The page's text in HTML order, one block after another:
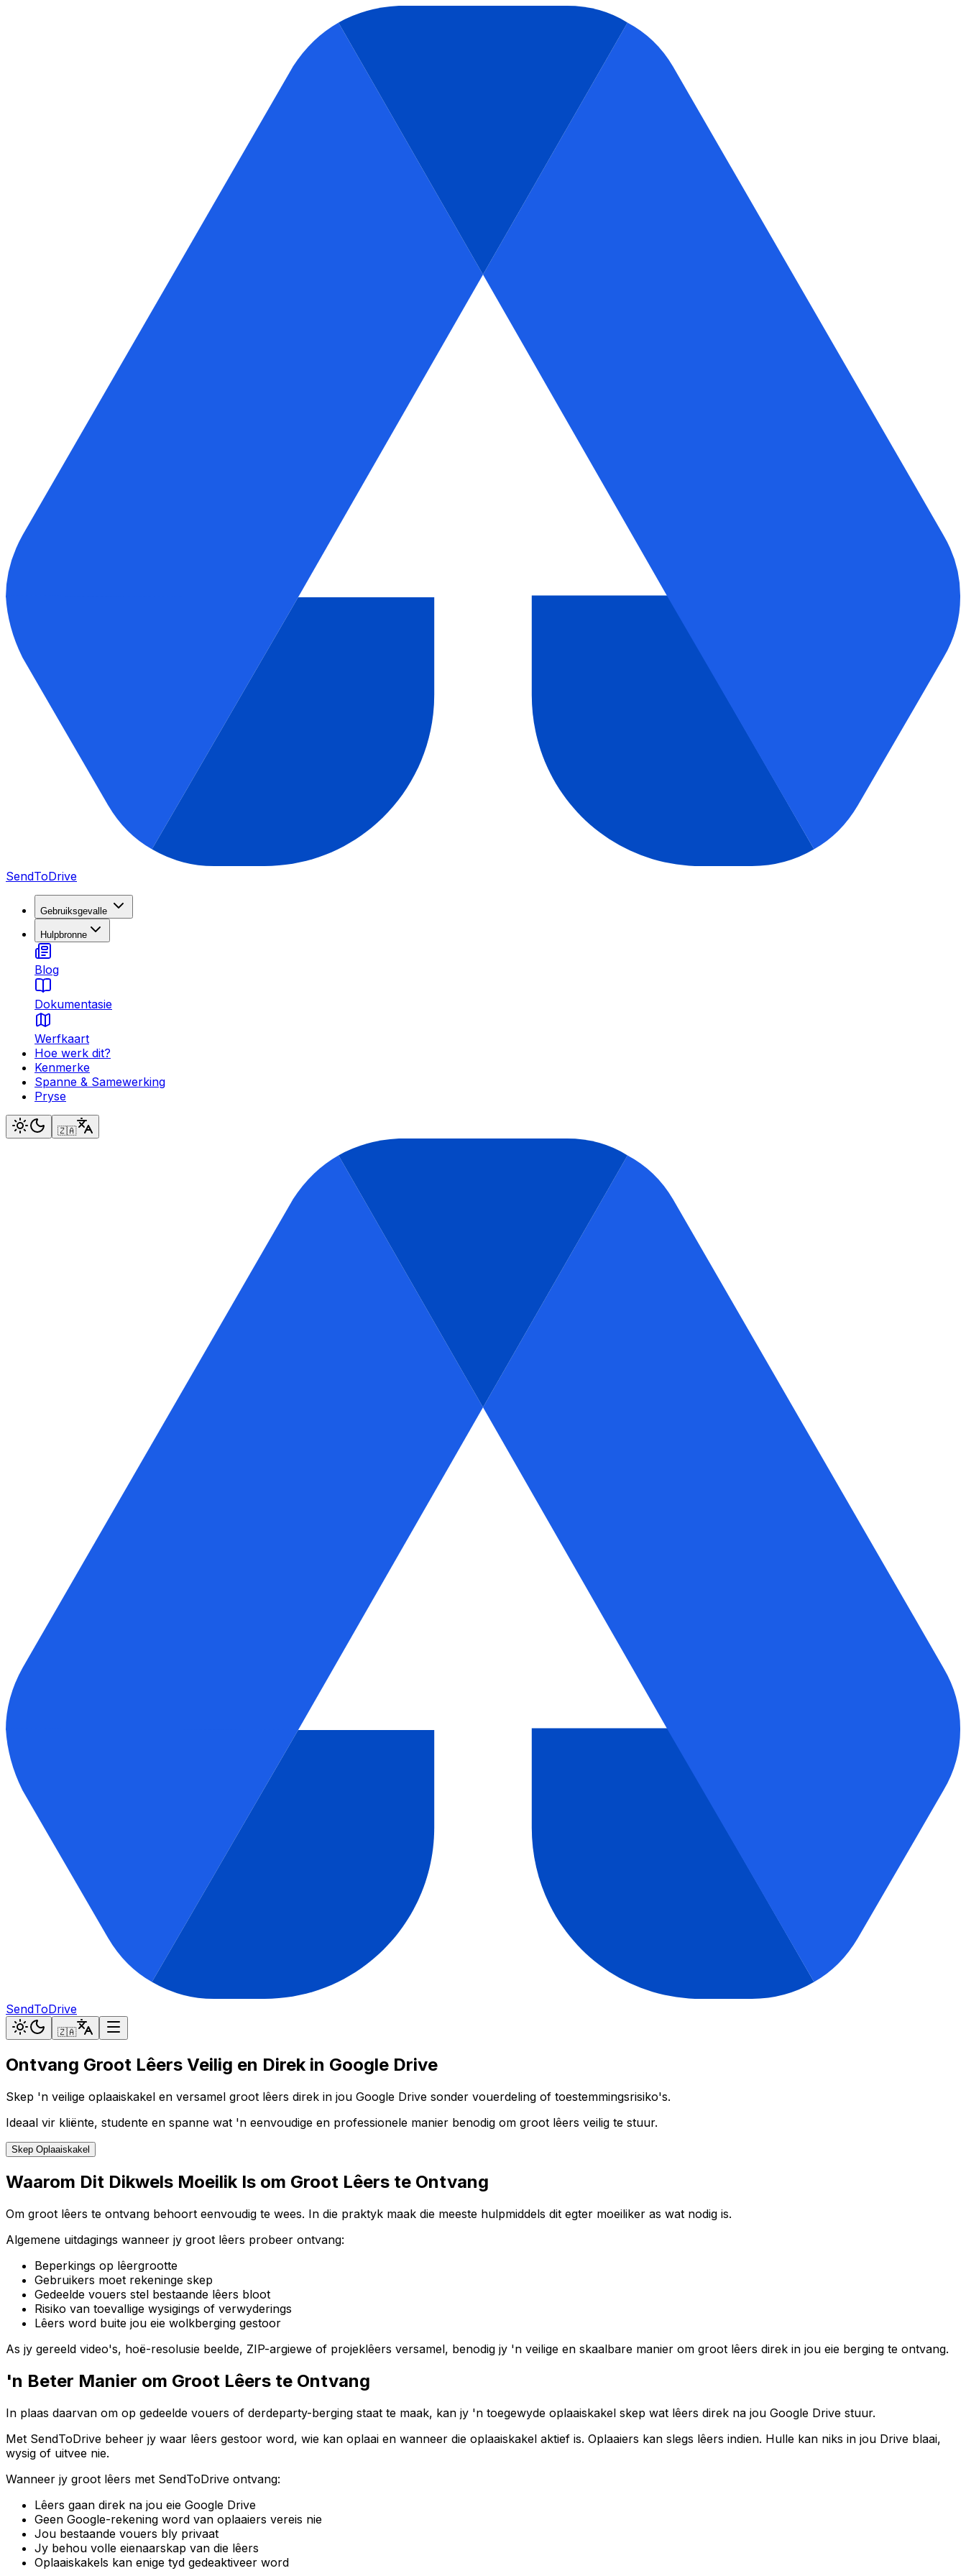
SendToDrive
Gebruiksgevalle
Hulpbronne
Blog
Dokumentasie
Werfkaart
Hoe werk dit?
Kenmerke
Spanne & Samewerking
Pryse
🇿🇦
SendToDrive
🇿🇦
Ontvang Groot Lêers Veilig en Direk in Google Drive
Skep 'n veilige oplaaiskakel en versamel groot lêers direk in jou Google Drive sonder vouerdeling of toestemmingsrisiko's.
Ideaal vir kliënte, studente en spanne wat 'n eenvoudige en professionele manier benodig om groot lêers veilig te stuur.
Skep Oplaaiskakel
Waarom Dit Dikwels Moeilik Is om Groot Lêers te Ontvang
Om groot lêers te ontvang behoort eenvoudig te wees. In die praktyk maak die meeste hulpmiddels dit egter moeiliker as wat nodig is.
Algemene uitdagings wanneer jy groot lêers probeer ontvang:
Beperkings op lêergrootte
Gebruikers moet rekeninge skep
Gedeelde vouers stel bestaande lêers bloot
Risiko van toevallige wysigings of verwyderings
Lêers word buite jou eie wolkberging gestoor
As jy gereeld video's, hoë-resolusie beelde, ZIP-argiewe of projeklêers versamel, benodig jy 'n veilige en skaalbare manier om groot lêers direk in jou eie berging te ontvang.
'n Beter Manier om Groot Lêers te Ontvang
In plaas daarvan om op gedeelde vouers of derdeparty-berging staat te maak, kan jy 'n toegewyde oplaaiskakel skep wat lêers direk na jou Google Drive stuur.
Met SendToDrive beheer jy waar lêers gestoor word, wie kan oplaai en wanneer die oplaaiskakel aktief is. Oplaaiers kan slegs lêers indien. Hulle kan niks in jou Drive blaai,
wysig of uitvee nie.
Wanneer jy groot lêers met SendToDrive ontvang:
Lêers gaan direk na jou eie Google Drive
Geen Google-rekening word van oplaaiers vereis nie
Jou bestaande vouers bly privaat
Jy behou volle eienaarskap van die lêers
Oplaaiskakels kan enige tyd gedeaktiveer word